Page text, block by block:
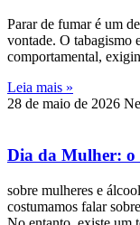
Parar de fumar é um
vontade. O tabagismo
comportamental,
Leia mais »
28 de maio de 2026
Dia da Mulher: o
sobre mulheres e
costumamos falar